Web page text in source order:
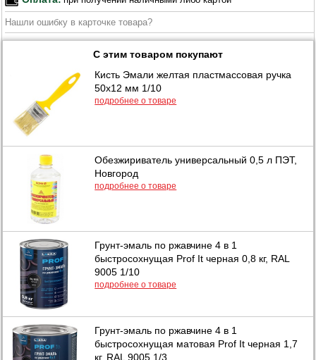
Нашли ошибку в карточке товара?
С этим товаром покупают
Кисть Эмали желтая пластмассовая ручка
50х12 мм 1/10
подробнее о товаре
Обезжириватель универсальный 0,5 л ПЭТ,
Новгород
подробнее о товаре
Грунт-эмаль по ржавчине 4 в 1
быстросохнущая Prof It черная 0,8 кг, RAL
9005 1/10
подробнее о товаре
Грунт-эмаль по ржавчине 4 в 1
быстросохнущая матовая Prof It черная 1,7
кг, RAL 9005 1/3